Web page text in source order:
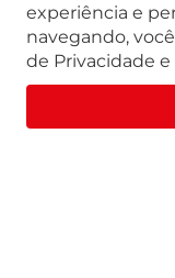
Segunda a Sexta |
Exceto feriados
WhatsApp:
Email:
experiência e
navegando,
de Privacidade e